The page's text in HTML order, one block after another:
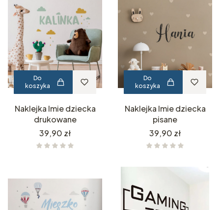
Do
koszyka
Naklejka Imie dziecka
drukowane
Cena
39,90 zł
Do
koszyka
Naklejka Imie dziecka
pisane
Cena
39,90 zł